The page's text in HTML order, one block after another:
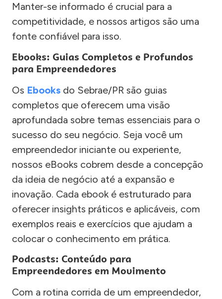
Manter-se informado é crucial para a
competitividade, e nossos artigos são uma
fonte confiável para isso.
Ebooks: Guias Completos e Profundos
para Empreendedores
Os Ebooks do Sebrae/PR são guias
completos que oferecem uma visão
aprofundada sobre temas essenciais para o
sucesso do seu negócio. Seja você um
empreendedor iniciante ou experiente,
nossos eBooks cobrem desde a concepção
da ideia de negócio até a expansão e
inovação. Cada ebook é estruturado para
oferecer insights práticos e aplicáveis, com
exemplos reais e exercícios que ajudam a
colocar o conhecimento em prática.
Podcasts: Conteúdo para
Empreendedores em Movimento
Com a rotina corrida de um empreendedor,